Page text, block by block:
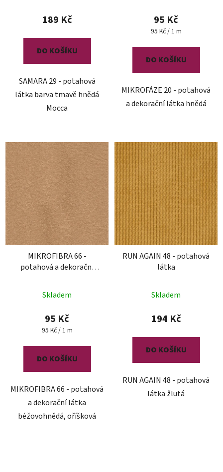
189 Kč
DO KOŠÍKU
SAMARA 29 - potahová
látka barva tmavě hnědá
Mocca
95 Kč
Měrná
95 Kč / 1 m
DO KOŠÍKU
MIKROFÁZE 20 - potahová
a dekorační látka hnědá
MIKROFIBRA 66 -
potahová a dekorační
Skladem
95 Kč
Měrná
95 Kč / 1 m
DO KOŠÍKU
MIKROFIBRA 66 - potahová
a dekorační látka
béžovohnědá, oříšková
RUN AGAIN 48 - potahová
látka
Skladem
194 Kč
DO KOŠÍKU
RUN AGAIN 48 - potahová
látka žlutá